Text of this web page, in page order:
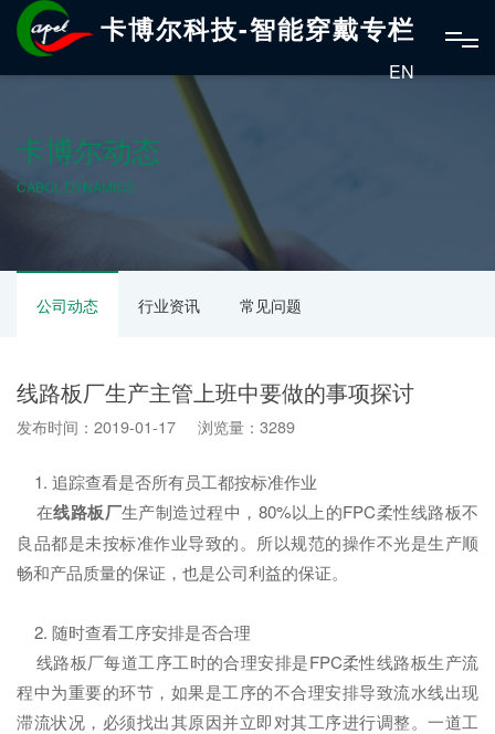
卡博尔科技-智能穿戴专栏
EN
卡博尔动态
CABOL DYNAMICS
公司动态 行业资讯 常见问题
线路板厂生产主管上班中要做的事项探讨
发布时间：2019-01-17 浏览量：3289
1. 追踪查看是否所有员工都按标准作业
在线路板厂生产制造过程中，80%以上的FPC柔性线路板不
良品都是未按标准作业导致的。所以规范的操作不光是生产顺
畅和产品质量的保证，也是公司利益的保证。
2. 随时查看工序安排是否合理
线路板厂每道工序工时的合理安排是FPC柔性线路板生产流
程中为重要的环节，如果是工序的不合理安排导致流水线出现
滞流状况，必须找出其原因并立即对其工序进行调整。一道工